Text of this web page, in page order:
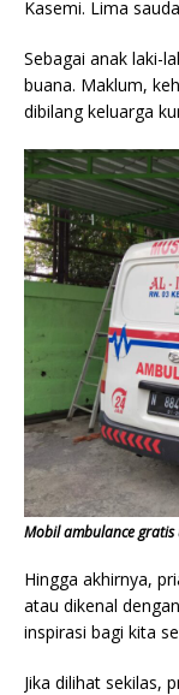
Kasemi. Lima
Sebagai anak laki-
buana. Maklum,
dibilang keluarga
Mobil ambulance
Hingga akhirnya,
atau dikenal
inspirasi bagi kita
Jika dilihat sekilas,